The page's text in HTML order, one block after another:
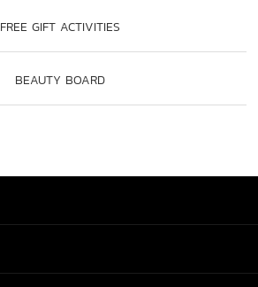
FREE GIFT ACTIVITIES
BEAUTY BOARD